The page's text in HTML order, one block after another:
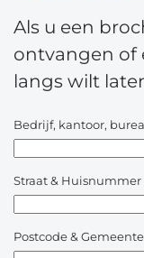
Als u een
ontvangen of
langs wilt
Bedrijf, kantoor,
Straat & Huisnummer
Postcode & Gemeente